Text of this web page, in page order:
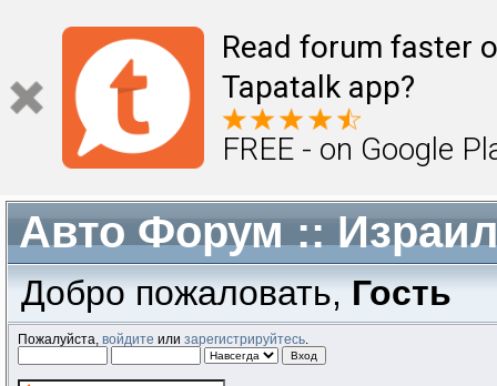
Read forum faster
Tapatalk app?
FREE - on Google
Авто Форум ::
Добро пожаловать,Гость
Пожалуйста,войдите илизарегистрируйтесь